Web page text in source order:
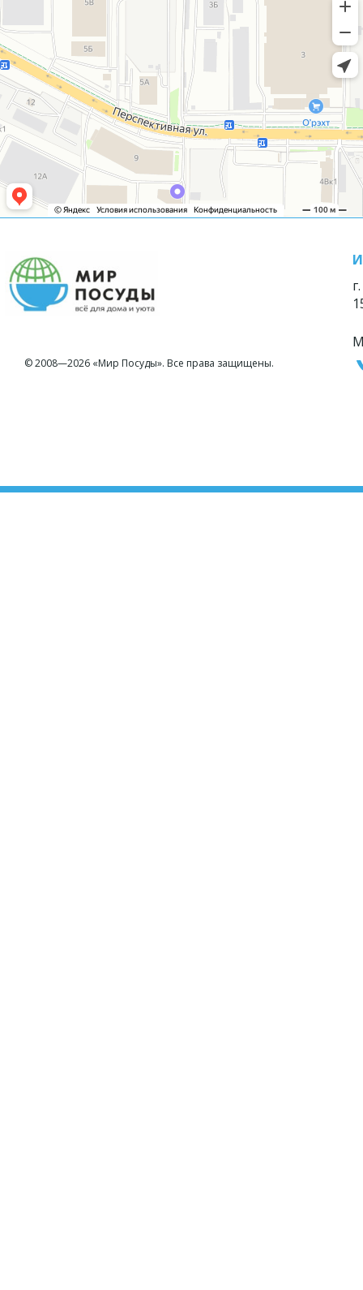
© 2008—2026 «Мир Посуды». Все права защищены.